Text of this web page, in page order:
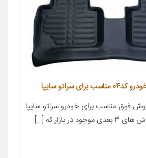
سراتو سایپا
فوق مناسب برای خودرو سراتو سایپا
بازار که […]